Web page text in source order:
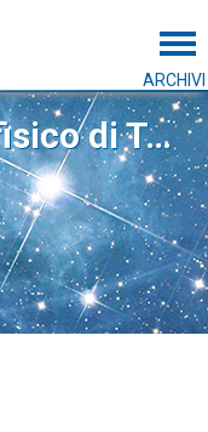
ARCHIVI
Osservatorio astrofisico di Torino